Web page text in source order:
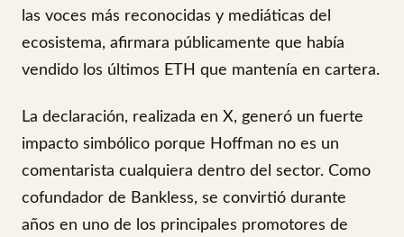
las voces más reconocidas y mediáticas del
ecosistema, afirmara públicamente que había
vendido los últimos ETH que mantenía en cartera.
La declaración, realizada en X, generó un fuerte
impacto simbólico porque Hoffman no es un
comentarista cualquiera dentro del sector. Como
cofundador de Bankless, se convirtió durante
años en uno de los principales promotores de